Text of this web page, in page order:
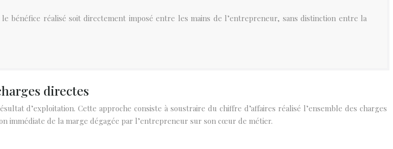
bénéfice réalisé soit directement imposé entre les mains de l’entrepreneur, sans distinction entre la
directes
d’exploitation. Cette approche consiste à soustraire du chiffre d’affaires réalisé l’ensemble des charges
immédiate de la marge dégagée par l’entrepreneur sur son cœur de métier.